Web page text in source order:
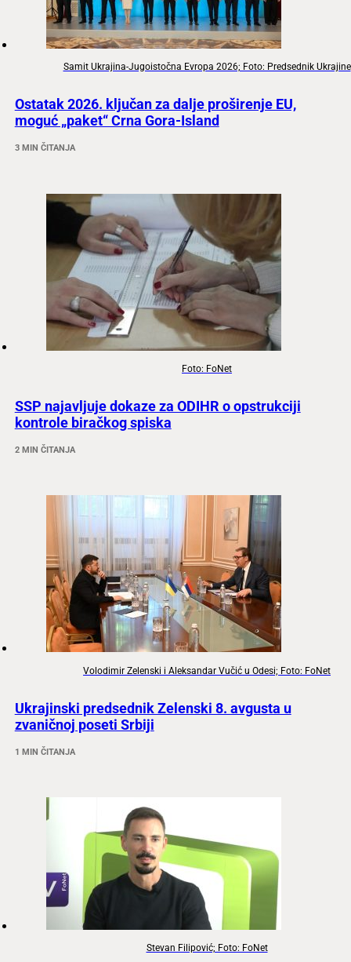
Samit Ukrajina-Jugoistočna Evropa 2026; Foto: Predsednik Ukrajine
Ostatak 2026. ključan za dalje proširenje EU,
moguć „paket“ Crna Gora-Island
3 MIN ČITANJA
Foto: FoNet
SSP najavljuje dokaze za ODIHR o opstrukciji
kontrole biračkog spiska
2 MIN ČITANJA
Volodimir Zelenski i Aleksandar Vučić u Odesi; Foto: FoNet
Ukrajinski predsednik Zelenski 8. avgusta u
zvaničnoj poseti Srbiji
1 MIN ČITANJA
Stevan Filipović; Foto: FoNet